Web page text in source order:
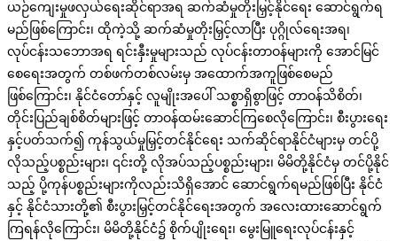
ယဉ်ကျေးမှုဖလှယ်ရေးဆိုင်ရာအရ ဆက်ဆံမှုတိုးမြှင့်နိုင်ရေး ဆောင်ရွက်ရ
မည်ဖြစ်ကြောင်း၊ ထိုကဲ့သို့ ဆက်ဆံမှုတိုးမြှင့်လာပြီး ပုဂ္ဂိုလ်ရေးအရ၊
လုပ်ငန်းသဘောအရ ရင်းနှီးမှုများသည် လုပ်ငန်းတာဝန်များကို အောင်မြင်
စေရေးအတွက် တစ်ဖက်တစ်လမ်းမှ အထောက်အကူဖြစ်စေမည်
ဖြစ်ကြောင်း၊ နိုင်ငံတော်နှင့် လူမျိုးအပေါ် သစ္စာရှိစွာဖြင့် တာဝန်သိစိတ်၊
တိုင်းပြည်ချစ်စိတ်များဖြင့် တာဝန်ထမ်းဆောင်ကြစေလိုကြောင်း၊ စီးပွားရေး
နှင့်ပတ်သက်၍ ကုန်သွယ်မှုမြှင့်တင်နိုင်ရေး သက်ဆိုင်ရာနိုင်ငံများမှ တင်ပို့
လိုသည့်ပစ္စည်းများ၊ ၎င်းတို့ လိုအပ်သည့်ပစ္စည်းများ၊ မိမိတို့နိုင်ငံမှ တင်ပို့နိုင်
သည့် ပို့ကုန်ပစ္စည်းများကိုလည်းသိရှိအောင် ဆောင်ရွက်ရမည်ဖြစ်ပြီး နိုင်ငံ
နှင့် နိုင်ငံသားတို့၏ စီးပွားမြှင့်တင်နိုင်ရေးအတွက် အလေးထားဆောင်ရွက်
ကြရန်လိုကြောင်း၊ မိမိတို့နိုင်ငံ၌ စိုက်ပျိုးရေး၊ မွေးမြူရေးလုပ်ငန်းနှင့်